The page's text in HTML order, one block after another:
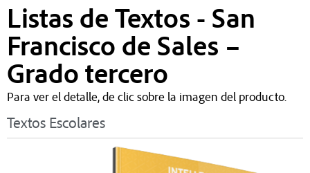
Listas de Textos - San
Francisco de Sales –
Grado tercero
Para ver el detalle, de clic sobre la imagen del producto.
Textos Escolares